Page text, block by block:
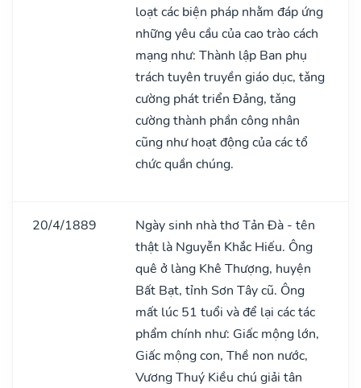
loạt các biện pháp nhằm đáp ứng
những yêu cầu của cao trào cách
mạng như: Thành lập Ban phụ
trách tuyên truyền giáo dục, tǎng
cường phát triển Đảng, tǎng
cường thành phần công nhân
cũng như hoạt động của các tổ
chức quần chúng.
20/4/1889
Ngày sinh nhà thơ Tản Đà - tên
thật là Nguyễn Khắc Hiếu. Ông
quê ở làng Khê Thượng, huyện
Bất Bạt, tỉnh Sơn Tây cũ. Ông
mất lúc 51 tuổi và để lại các tác
phẩm chính như: Giấc mộng lớn,
Giấc mộng con, Thề non nước,
Vương Thuý Kiều chú giải tân